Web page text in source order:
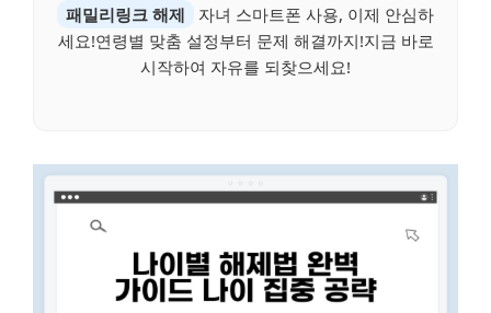
패밀리링크 해제
자녀 스마트폰 사용, 이제 안심하
세요!연령별 맞춤 설정부터 문제 해결까지!지금 바로
시작하여 자유를 되찾으세요!